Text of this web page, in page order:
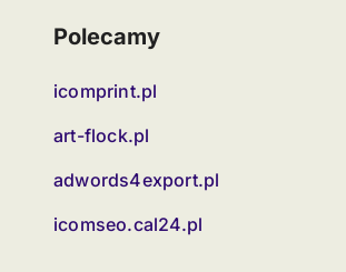
Polecamy
icomprint.pl
art-flock.pl
adwords4export.pl
icomseo.cal24.pl